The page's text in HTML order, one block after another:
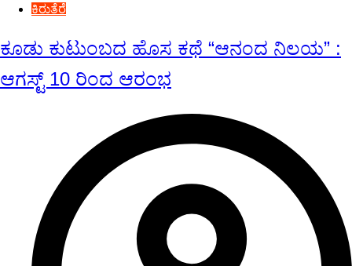
ಕಿರುತೆರೆ
ಕೂಡು ಕುಟುಂಬದ ಹೊಸ ಕಥೆ “ಆನಂದ ನಿಲಯ” :
ಆಗಸ್ಟ್ 10 ರಿಂದ ಆರಂಭ